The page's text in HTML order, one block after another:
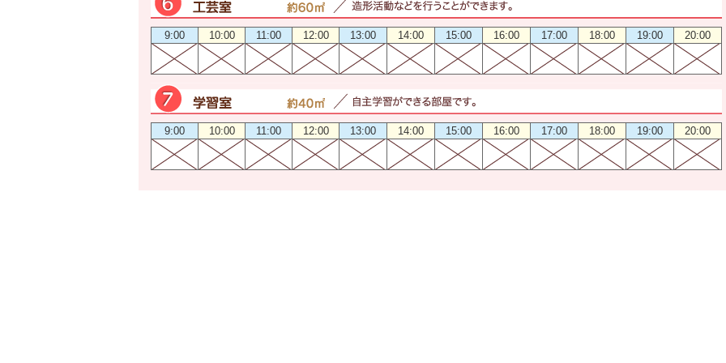
9:00 10:00 11:00 12:00 13:00 14:00 15:00 16:00 17:00 18:00 19:00 20:00
9:00 10:00 11:00 12:00 13:00 14:00 15:00 16:00 17:00 18:00 19:00 20:00